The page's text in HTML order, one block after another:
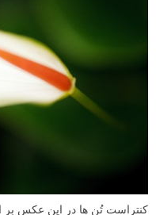
کنتراست تُن ها در این عکس بر